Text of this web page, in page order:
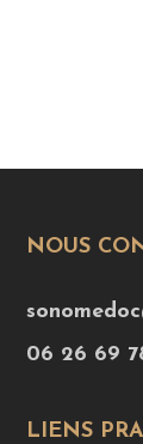
NOUS
06 26 69
LIENS